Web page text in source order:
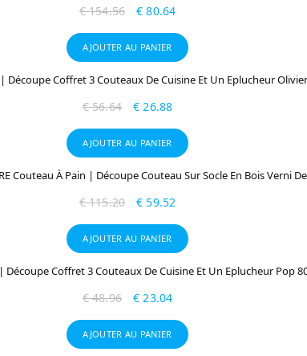
€154.56 € 80.64
AJOUTER AU PANIER
Découpe Coffret 3 Couteaux De Cuisine Et Un Eplucheur
€56.64 € 26.88
AJOUTER AU PANIER
Couteau À Pain | Découpe Couteau Sur Socle En Bois Verni
€115.20 € 59.52
AJOUTER AU PANIER
Découpe Coffret 3 Couteaux De Cuisine Et Un Eplucheur Pop
€48.96 € 23.04
AJOUTER AU PANIER